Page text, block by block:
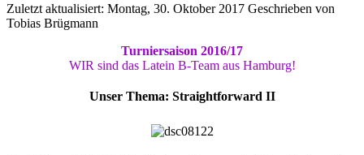
Zuletzt aktualisiert: Montag, 30. Oktober 2017 Geschrieben von
Tobias Brügmann
Turniersaison 2016/17
WIR sind das Latein B-Team aus Hamburg!
Unser Thema: Straightforward II